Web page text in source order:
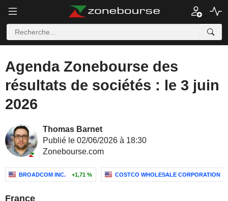
Agenda Zonebourse des
résultats de sociétés : le 3 juin
2026
Thomas Barnet
Publié le 02/06/2026 à 18:30
Zonebourse.com
BROADCOM INC. +1,71 % COSTCO WHOLESALE CORPORATION
France